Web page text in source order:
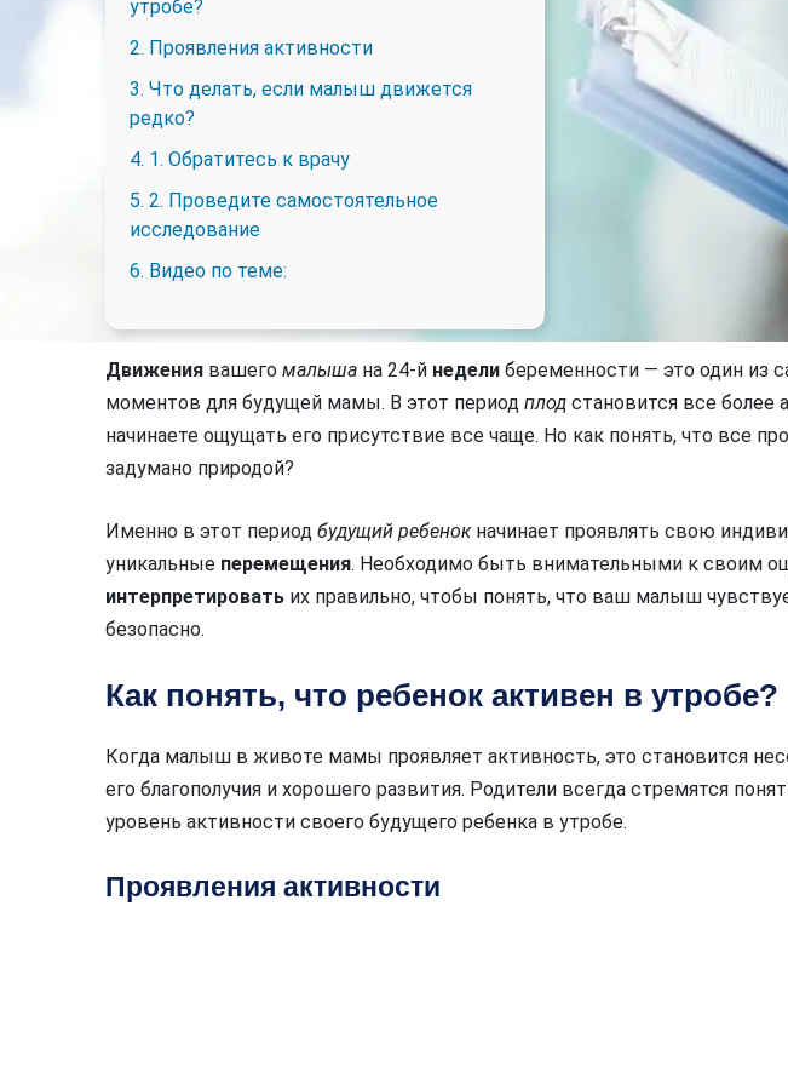
утробе?
2. Проявления активности
3. Что делать, если малыш движется
редко?
4. 1. Обратитесь к врачу
5. 2. Проведите самостоятельное
исследование
6. Видео по теме:
Движения вашего малыша на 24-й недели беременности — это один из
моментов для будущей мамы. В этот период плод становится все
начинаете ощущать его присутствие все чаще. Но как понять, что все
задумано природой?
Именно в этот период будущий ребенокначинает проявлять свою
уникальные перемещения. Необходимо быть внимательными к своим
интерпретировать их правильно, чтобы понять, что ваш малыш
безопасно.
Как понять, что ребенок активен в утробе?
Когда малыш в животе мамы проявляет активность, это становится
его благополучия и хорошего развития. Родители всегда стремятся
уровень активности своего будущего ребенка в утробе.
Проявления активности